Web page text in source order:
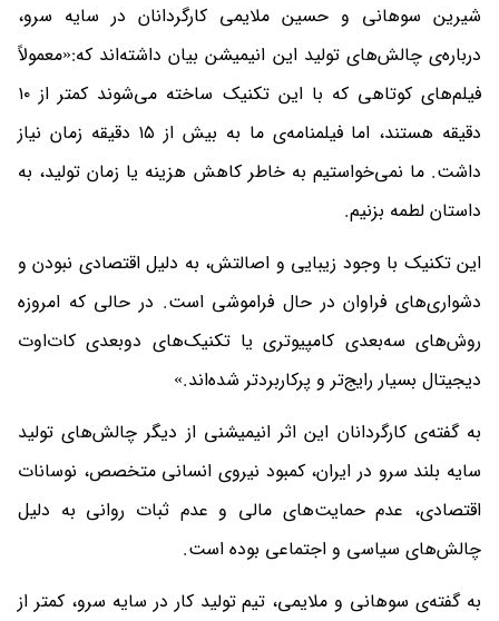
شیرین سوهانی و حسین ملایمی کارگردانان در سایه سرو،
درباره‌ی چالش‌های تولید این انیمیشن بیان داشته‌اند که:«معمولاً
فیلم‌های کوتاهی که با این تکنیک ساخته می‌شوند کمتر از ۱۰
دقیقه هستند، اما فیلمنامه‌ی ما به بیش از ۱۵ دقیقه زمان نیاز
داشت. ما نمی‌خواستیم به خاطر کاهش هزینه یا زمان تولید، به
داستان لطمه بزنیم.
این تکنیک با وجود زیبایی و اصالتش، به دلیل اقتصادی نبودن و
دشواری‌های فراوان در حال فراموشی است. در حالی که امروزه
روش‌های سه‌بعدی کامپیوتری یا تکنیک‌های دوبعدی کات‌اوت
دیجیتال بسیار رایج‌تر و پرکاربردتر شده‌اند.»
به گفته‌ی کارگردانان این اثر انیمیشنی از دیگر چالش‌های تولید
سایه بلند سرو در ایران، کمبود نیروی انسانی متخصص، نوسانات
اقتصادی، عدم حمایت‌های مالی و عدم ثبات روانی به دلیل
چالش‌های سیاسی و اجتماعی بوده است.
به گفته‌ی سوهانی و ملایمی، تیم تولید کار در سایه سرو، کمتر از